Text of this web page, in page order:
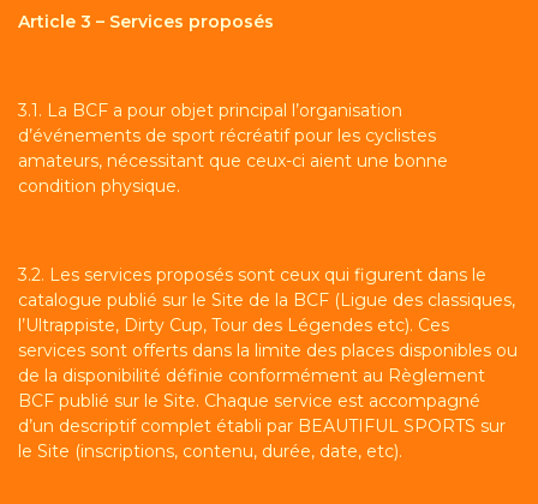
Article 3 – Services proposés
3.1. La BCF a pour objet principal l’organisation
d’événements de sport récréatif pour les cyclistes
amateurs, nécessitant que ceux-ci aient une bonne
condition physique.
3.2. Les services proposés sont ceux qui figurent dans le
catalogue publié sur le Site de la BCF (Ligue des classiques,
l’Ultrappiste, Dirty Cup, Tour des Légendes etc). Ces
services sont offerts dans la limite des places disponibles ou
de la disponibilité définie conformément au Règlement
BCF publié sur le Site. Chaque service est accompagné
d’un descriptif complet établi par BEAUTIFUL SPORTS sur
le Site (inscriptions, contenu, durée, date, etc).